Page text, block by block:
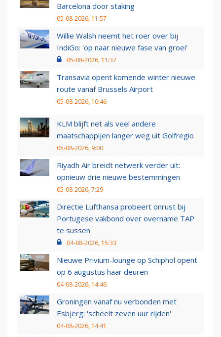
Barcelona door staking
05-08-2026, 11:57
Willie Walsh neemt het roer over bij
IndiGo: 'op naar nieuwe fase van groei'
05-08-2026, 11:37
Transavia opent komende winter nieuwe
route vanaf Brussels Airport
05-08-2026, 10:46
KLM blijft net als veel andere
maatschappijen langer weg uit Golfregio
05-08-2026, 9:00
Riyadh Air breidt netwerk verder uit:
opnieuw drie nieuwe bestemmingen
05-08-2026, 7:29
Directie Lufthansa probeert onrust bij
Portugese vakbond over overname TAP
te sussen
04-08-2026, 15:33
Nieuwe Privium-lounge op Schiphol opent
op 6 augustus haar deuren
04-08-2026, 14:46
Groningen vanaf nu verbonden met
Esbjerg: 'scheelt zeven uur rijden'
04-08-2026, 14:41